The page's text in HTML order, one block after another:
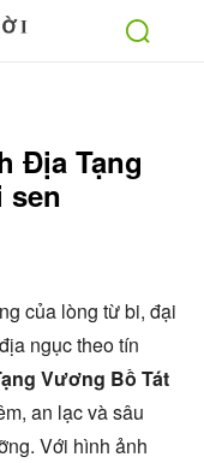
Địa Tạng
sen
của lòng từ bi, đại
ngục theo tín
Vương Bồ Tát
an lạc và sâu
Với hình ảnh